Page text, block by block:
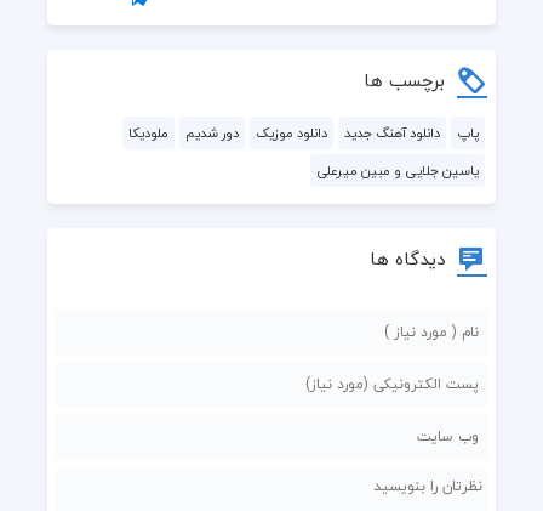
میشه ی بار دیگ کنی نگام آبیه
مرور خاطرات مساوی سر درد
برچسب ها
پاپ دانلود آهنگ جدید دانلود موزیک دور شدیم
ملودیکا
یاسین جلایی و مبین میرعلی
دیدگاه ها